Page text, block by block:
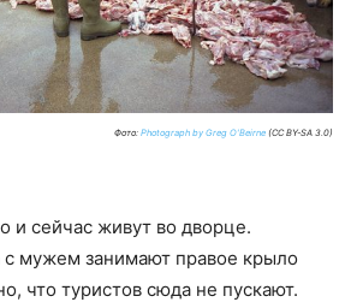
Фото: Photograph by Greg O'Beirne (CC BY-SA 3.0)
и сейчас живут во дворце.
с мужем занимают правое крыло
что туристов сюда не пускают.